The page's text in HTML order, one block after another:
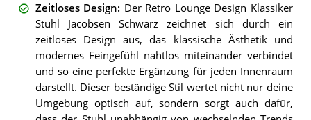
Zeitloses Design: Der Retro Lounge Design Klassiker
Stuhl Jacobsen Schwarz zeichnet sich durch ein
zeitloses Design aus, das klassische Ästhetik und
modernes Feingefühl nahtlos miteinander verbindet
und so eine perfekte Ergänzung für jeden Innenraum
darstellt. Dieser beständige Stil wertet nicht nur deine
Umgebung optisch auf, sondern sorgt auch dafür,